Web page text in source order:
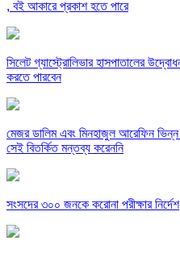
, বই আকারে প্রকাশ হতে পারে
সিলেট গ্যাস্ট্রোলিভার হাসপাতালের
করতে পারবেন
মেজর ডালিম এবং মিনহাজুল আরেফিন
সেই বিতর্কিত মন্তব্য করেননি
সংসদের ৩০০ জনকে করোনা পরীক্ষার